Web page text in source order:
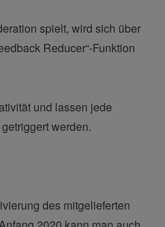
spielt, wird sich über
Reducer“-Funktion
und lassen jede
werden.
des mitgelieferten